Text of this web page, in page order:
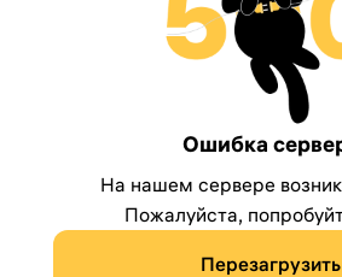
Ошибка
На нашем сервере
Пожалуйста,
Перезагрузить